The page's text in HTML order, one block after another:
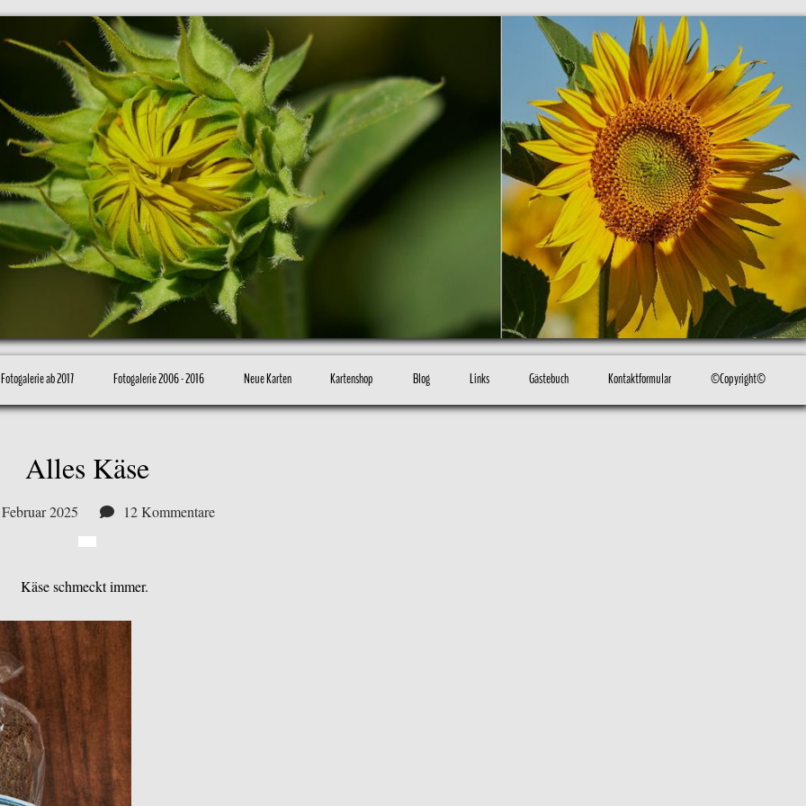
Fotogalerie ab 2017 Fotogalerie 2006 - 2016 Neue Karten Kartenshop Blog Links Gästebuch Kontaktformular ©Copyright©
Alles Käse
2025 12 Kommentare
Käse schmeckt immer.